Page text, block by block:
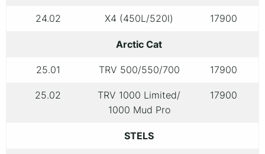
24.02 X4 (450L/520l) 17900
Arctic Cat
25.01 TRV 500/550/700 17900
25.02
TRV 1000 Limited/
1000 Mud Pro
17900
STELS